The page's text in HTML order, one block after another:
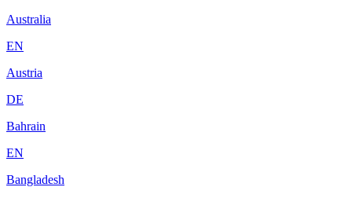
Australia
EN
Austria
DE
Bahrain
EN
Bangladesh